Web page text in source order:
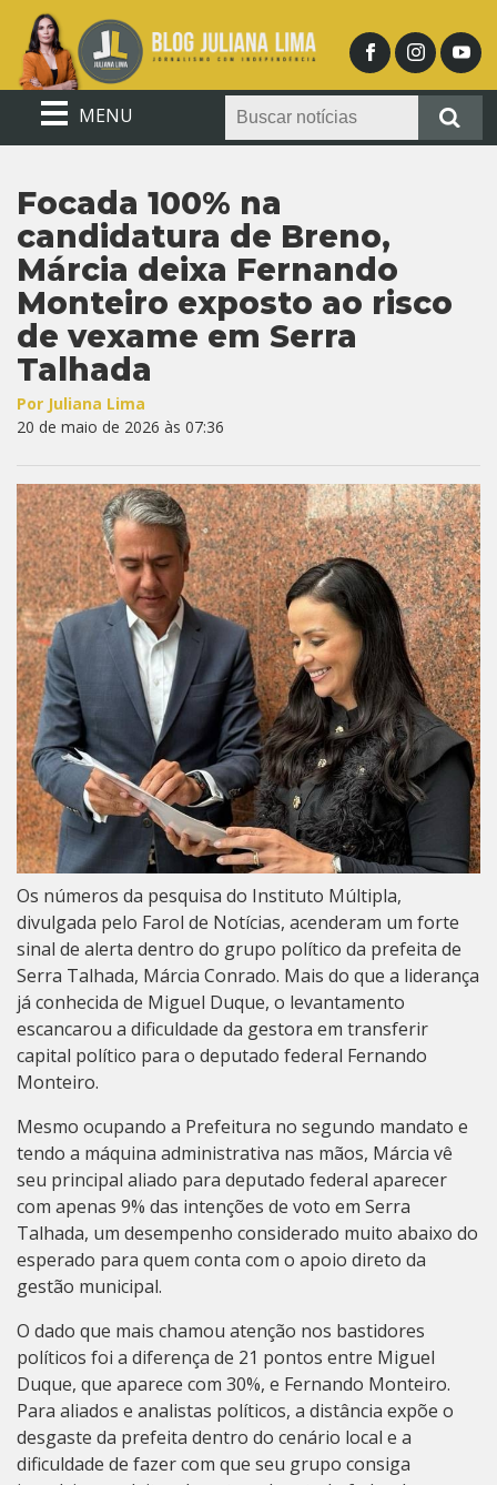
MENU
Focada 100% na
candidatura de Breno,
Márcia deixa Fernando
Monteiro exposto ao risco
de vexame em Serra
Talhada
Por Juliana Lima
20 de maio de 2026 às 07:36
Os números da pesquisa do Instituto Múltipla,
divulgada pelo Farol de Notícias, acenderam um forte
sinal de alerta dentro do grupo político da prefeita de
Serra Talhada, Márcia Conrado. Mais do que a liderança
já conhecida de Miguel Duque, o levantamento
escancarou a dificuldade da gestora em transferir
capital político para o deputado federal Fernando
Monteiro.
Mesmo ocupando a Prefeitura no segundo mandato e
tendo a máquina administrativa nas mãos, Márcia vê
seu principal aliado para deputado federal aparecer
com apenas 9% das intenções de voto em Serra
Talhada, um desempenho considerado muito abaixo do
esperado para quem conta com o apoio direto da
gestão municipal.
O dado que mais chamou atenção nos bastidores
políticos foi a diferença de 21 pontos entre Miguel
Duque, que aparece com 30%, e Fernando Monteiro.
Para aliados e analistas políticos, a distância expõe o
desgaste da prefeita dentro do cenário local e a
dificuldade de fazer com que seu grupo consiga